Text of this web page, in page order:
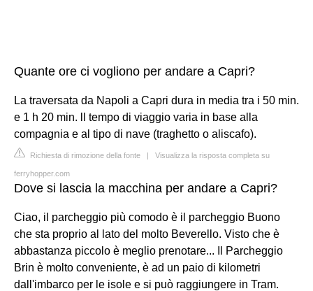
Quante ore ci vogliono per andare a Capri?
La traversata da Napoli a Capri dura in media tra i 50 min.
e 1 h 20 min. ll tempo di viaggio varia in base alla
compagnia e al tipo di nave (traghetto o aliscafo).
Richiesta di rimozione della fonte | Visualizza la risposta completa su
ferryhopper.com
Dove si lascia la macchina per andare a Capri?
Ciao, il parcheggio più comodo è il parcheggio Buono
che sta proprio al lato del molto Beverello. Visto che è
abbastanza piccolo è meglio prenotare... Il Parcheggio
Brin è molto conveniente, è ad un paio di kilometri
dall'imbarco per le isole e si può raggiungere in Tram.